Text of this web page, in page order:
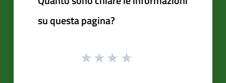
su questa pagina?